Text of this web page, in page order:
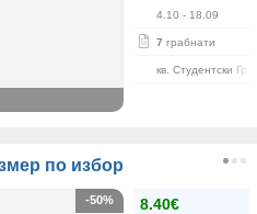
4.10 - 18.09
7 грабнати
кв. Студентски
по избор
8.40€
-50%